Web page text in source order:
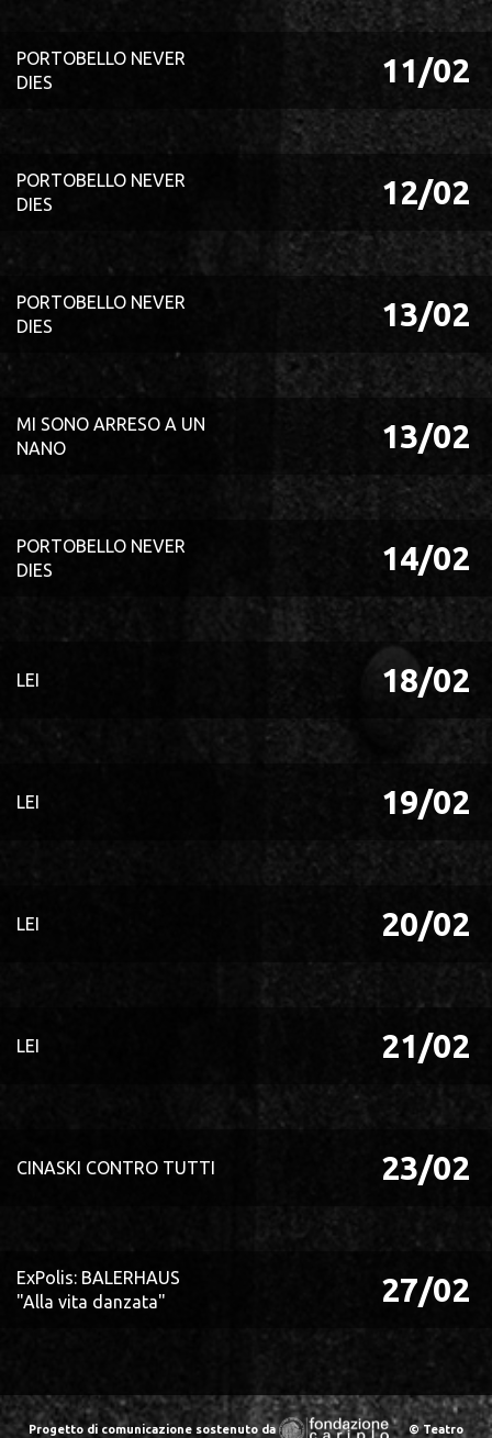
PORTOBELLO NEVER
DIES
11/02
PORTOBELLO NEVER
DIES
12/02
PORTOBELLO NEVER
DIES
13/02
MI SONO ARRESO A UN
NANO
13/02
PORTOBELLO NEVER
DIES
14/02
LEI 18/02
LEI 19/02
LEI 20/02
LEI 21/02
CINASKI CONTRO TUTTI 23/02
ExPolis: BALERHAUS
"Alla vita danzata"
27/02
Progetto di comunicazione sostenuto da © Teatro